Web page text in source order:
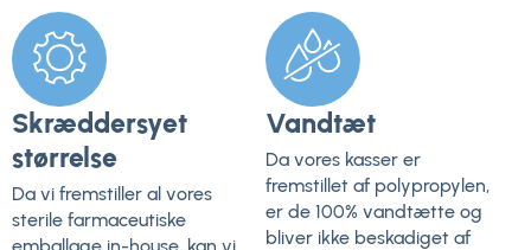
Skræddersyet
størrelse
Da vi fremstiller al vores
sterile farmaceutiske
emballage in-house, kan vi
Vandtæt
Da vores kasser er
fremstillet af polypropylen,
er de 100% vandtætte og
bliver ikke beskadiget af